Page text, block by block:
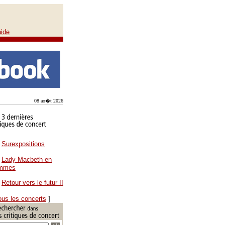
08 ao�t 2026
Surexpositions
Lady Macbeth en
Retour vers le futur II
les concerts ]